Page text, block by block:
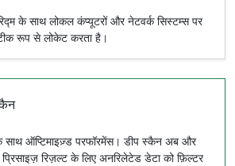
के साथ लोकल कंप्यूटरों और नेटवर्क सिस्टम्स पर
रूप से लोकेट करता है।
साथ ऑप्टिमाइज़्ड परफॉरमेंस। डीप स्कैन अब और
रिज़ल्ट के लिए अनरिलेटेड डेटा को फ़िल्टर